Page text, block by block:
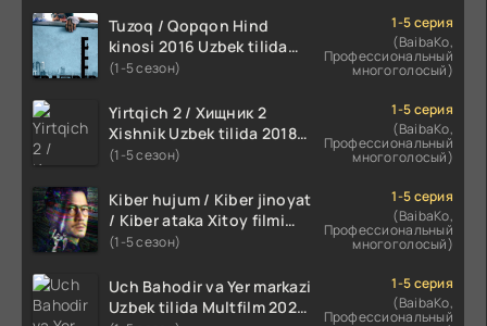
Tuzoq / Qopqon Hind
kinosi 2016 Uzbek tilida
tarjima film HD
(1-5 сезон)
1-5 серия
(BaibaKo,
Профессиональный
многоголосый)
Yirtqich 2 / Хищник 2
Xishnik Uzbek tilida 2018-
2024 O'zbekcha tarjima
(1-5 сезон)
1-5 серия
(BaibaKo,
Профессиональный
многоголосый)
Kiber hujum / Kiber jinoyat
/ Kiber ataka Xitoy filmi
Uzbek tilida O'zbekcha
HD skachat
(1-5 сезон)
1-5 серия
(BaibaKo,
Профессиональный
многоголосый)
Uch Bahodir va Yer markazi
Uzbek tilida Multfilm 2025
1-5 серия
(BaibaKo,
Профессиональный